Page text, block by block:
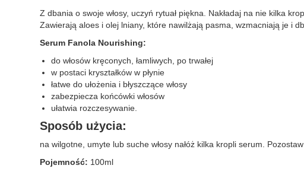
Z dbania o swoje włosy, uczyń rytuał piękna. Nakładaj na nie kilka
Zawierają aloes i olej lniany, które nawilżają pasma, wzmacniają je i
Serum Fanola Nourishing:
do włosów kręconych, łamliwych, po trwałej
w postaci kryształków w płynie
łatwe do ułożenia i błyszczące włosy
zabezpiecza końcówki włosów
ułatwia rozczesywanie.
Sposób użycia:
na wilgotne, umyte lub suche włosy nałóż kilka kropli serum.
Pojemność: 100ml